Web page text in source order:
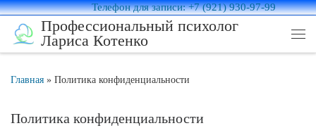
Перейти к содержимому
Телефон для записи: +7 (921) 930-97-99
Профессиональный психолог
Лариса Котенко
Главная » Политика конфиденциальности
Политика конфиденциальности